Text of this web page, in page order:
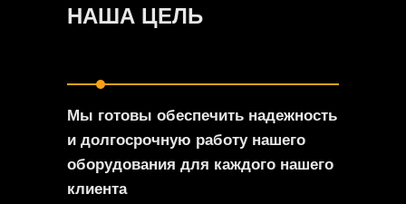
НАША ЦЕЛЬ
Мы готовы обеспечить надежность
и долгосрочную работу нашего
оборудования для каждого нашего
клиента